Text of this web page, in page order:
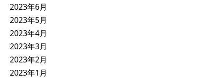
2023年6月
2023年5月
2023年4月
2023年3月
2023年2月
2023年1月